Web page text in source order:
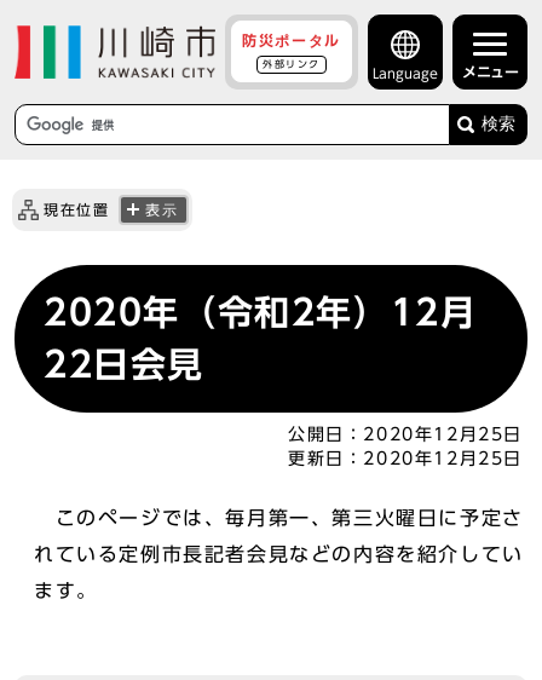
防災ポータル
外部リンク
Language メニュー
検索
現在位置 表示
2020年（令和2年）12月
22日会見
公開日： 2020年12月25日
更新日： 2020年12月25日
このページでは、毎月第一、第三火曜日に予定さ
れている定例市長記者会見などの内容を紹介してい
ます。